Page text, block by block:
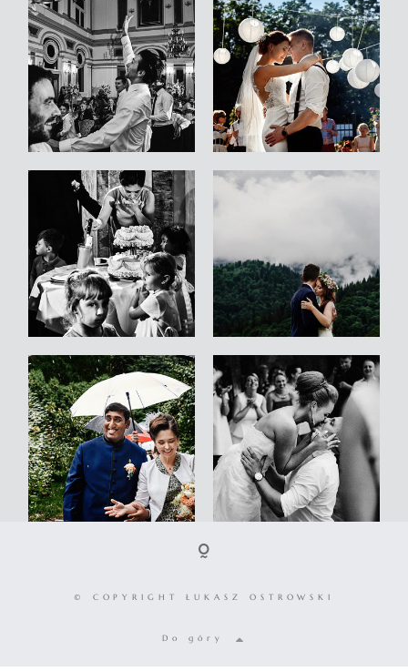
© COPYRIGHT ŁUKASZ OSTROWSKI
© COPYRIGHT ŁUKASZ OSTROWSKI
Do góry